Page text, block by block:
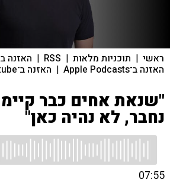
ראשי | תוכניות מלאות |
RSS
| האזנה
האזנה ב־Apple Podcasts | האזנה ב־youtube
"שנאת אחים כבר
נחבר, לא נהיה כאן"
07:55